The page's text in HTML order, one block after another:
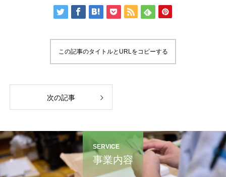
この記事のタイトルとURLをコピーする
次の記事
SERVICE
事業内容